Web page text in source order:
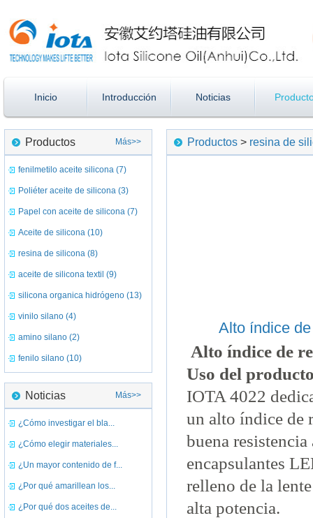
Inicio Introducción Noticias
Productos Más>>
fenilmetilo aceite silicona (7)
Poliéter aceite de silicona (3)
Papel con aceite de silicona (7)
Aceite de silicona (10)
resina de silicona (8)
aceite de silicona textil (9)
silicona organica hidrógeno (13)
vinilo silano (4)
amino silano (2)
fenilo silano (10)
Noticias Más>>
¿Cómo investigar el bla...
¿Cómo elegir materiales...
¿Un mayor contenido de f...
¿Por qué amarillean los...
¿Por qué dos aceites de...
Productos > resina de
Alto índice
Alto índice de
Uso del
IOTA 4022
un alto índice de
buena
encapsulantes
relleno de la
alta potencia.